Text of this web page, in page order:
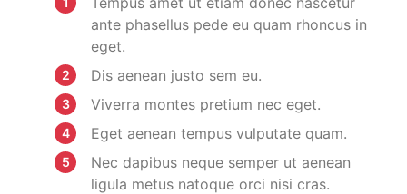
ante phasellus pede eu quam rhoncus in
eget.
Dis aenean justo sem eu.
Viverra montes pretium nec eget.
Eget aenean tempus vulputate quam.
Nec dapibus neque semper ut aenean
ligula metus natoque orci nisi cras.